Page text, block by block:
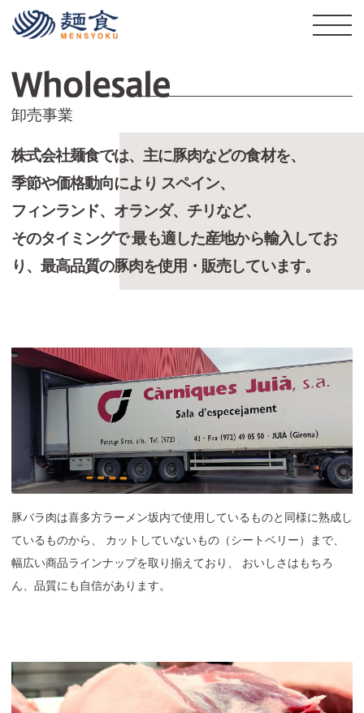
株式会社麺食
卸売事業
株式会社麺食では、主に豚肉などの食材を、
季節や価格動向により スペイン、
フィンランド、オランダ、チリなど、
そのタイミングで最も適した産地から輸入してお
り、最高品質の豚肉を使用・販売しています。
豚バラ肉は喜多方ラーメン坂内で使用しているものと同様に熟成し
ているものから、 カット していないもの（シートベリー）まで、
幅広い商品ラインナップを取り揃えており、 おいしさはもちろ
ん、品質にも自信があります。